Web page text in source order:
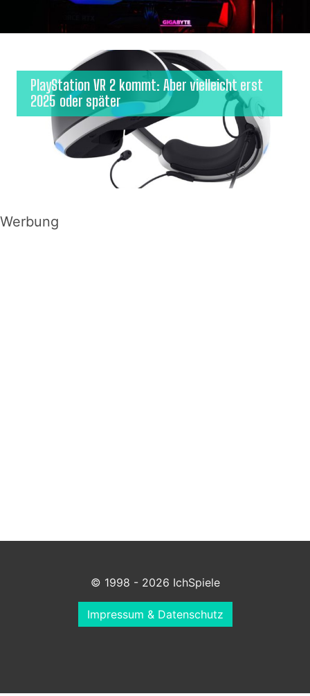
PlayStation VR 2 kommt: Aber vielleicht erst
2025 oder später
Werbung
© 1998 - 2026 IchSpiele
Impressum & Datenschutz